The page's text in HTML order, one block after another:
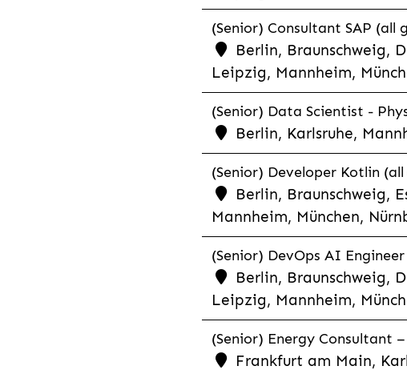
(Senior) Consultant SAP (all
Berlin, Braunschweig,
Leipzig, Mannheim,
(Senior) Data Scientist -
Berlin, Karlsruhe,
(Senior) Developer Kotlin
Berlin, Braunschweig,
Mannheim, München,
(Senior) DevOps AI
Berlin, Braunschweig,
Leipzig, Mannheim,
(Senior) Energy Consultant
Frankfurt am Main,